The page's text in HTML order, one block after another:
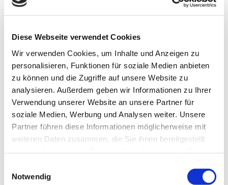
Diese Webseite verwendet Cookies
Wir verwenden Cookies, um Inhalte und Anzeigen zu
personalisieren, Funktionen für soziale Medien anbieten
zu können und die Zugriffe auf unsere Website zu
analysieren. Außerdem geben wir Informationen zu Ihrer
Verwendung unserer Website an unsere Partner für
soziale Medien, Werbung und Analysen weiter. Unsere
Partner führen diese Informationen möglicherweise mit
weiteren Daten zusammen, die Sie ihnen bereitgestellt
Notwendig
Lessingstadt Wolfenbüttel
Lessingstadt Wolfenbüttel
In der Nähe Auf der Karte anschauen
Sehenswertes